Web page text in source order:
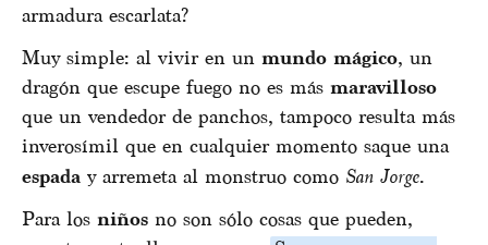
armadura escarlata?
Muy simple: al vivir en un mundo mágico, un
dragón que escupe fuego no es más maravilloso
que un vendedor de panchos, tampoco resulta más
inverosímil que en cualquier momento saque una
espada y arremeta al monstruo como San Jorge.
Para los niños no son sólo cosas que pueden,